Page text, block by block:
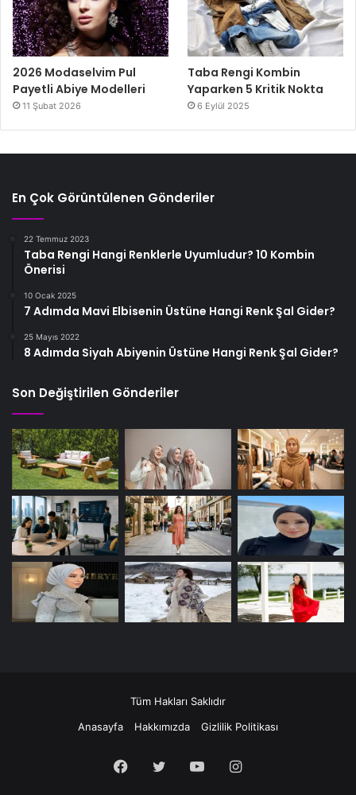
2026 Modaselvim Pul
Payetli Abiye Modelleri
11 Şubat 2026
Taba Rengi Kombin
Yaparken 5 Kritik Nokta
6 Eylül 2025
En Çok Görüntülenen Gönderiler
22 Temmuz 2023
Taba Rengi Hangi Renklerle Uyumludur? 10 Kombin
Önerisi
10 Ocak 2025
7 Adımda Mavi Elbisenin Üstüne Hangi Renk Şal Gider?
25 Mayıs 2022
8 Adımda Siyah Abiyenin Üstüne Hangi Renk Şal Gider?
Son Değiştirilen Gönderiler
Tüm Hakları Saklıdır
Anasayfa
Hakkımızda Gizlilik Politikası
Facebook
Twitter YouTubeInstagram